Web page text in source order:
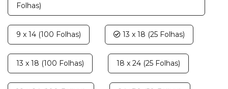
Folhas)
9 x 14 (100 Folhas) 13 x 18 (25 Folhas)
13 x 18 (100 Folhas) 18 x 24 (25 Folhas)